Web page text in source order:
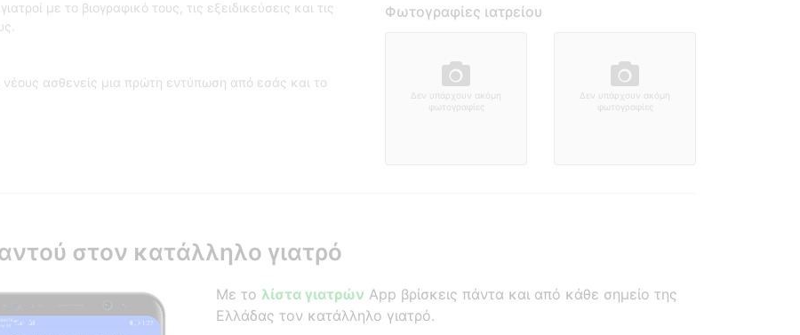
με το βιογραφικό τους, τις εξειδικεύσεις και τις
ασθενείς μια πρώτη εντύπωση από εσάς και το
Φωτογραφίες ιατρείου
Δεν υπάρχουν ακόμη
φωτογραφίες
Δεν υπάρχουν ακόμη
φωτογραφίες
στον κατάλληλο γιατρό
Με το λίστα γιατρών App βρίσκεις πάντα και από κάθε σημείο της
Ελλάδας τον κατάλληλο γιατρό.